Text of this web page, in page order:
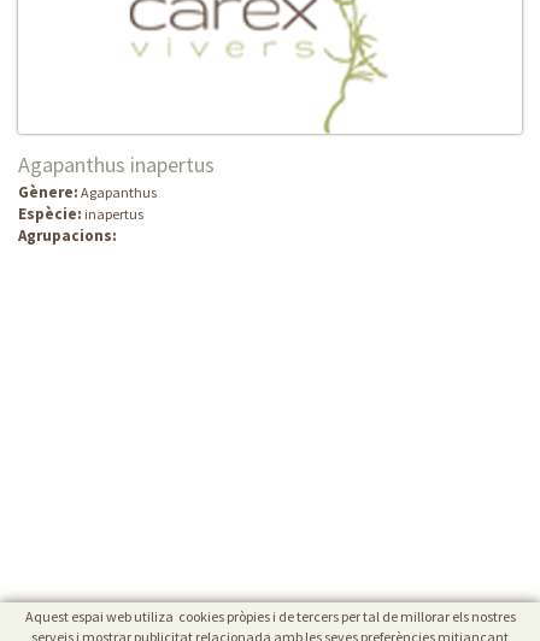
Agapanthus inapertus
Gènere: Agapanthus
Espècie: inapertus
Agrupacions:
Aquest espai web utiliza cookies pròpies i de tercers per tal de millorar els nostres
serveis i mostrar publicitat relacionada amb les seves preferències mitjançant